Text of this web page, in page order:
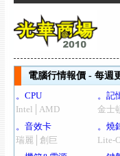
電腦行情報價 - 每週
。CPU
Intel│AMD
。記
金士
。音效卡
瑞麗│創巨
。燒
Lite-